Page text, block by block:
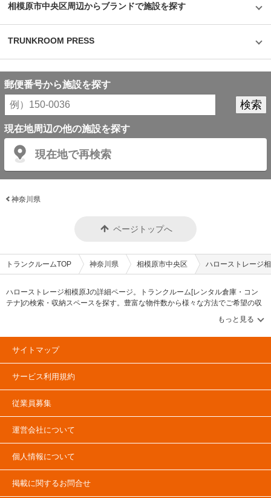
相模原市中央区周辺からブランドで施設を探す
TRUNKROOM PRESS
郵便番号から施設を探す
現在地周辺の他の施設を探す
現在地で再検索
神奈川県
ページトップへ
トランクルームTOP 神奈川県 相模原市中央区 ハローストレージ
ハローストレージ相模原Jの詳細ページ。トランクルーム[レンタル倉庫・コン
テナ]の検索・収納スペースを探す。豊富な物件数から様々な方法でご希望の収
納スペースを簡単に探せるトランクルーム情報サイトです。ハローストレージ
相模原Jの住所・最寄りの駅、物件タイプのご紹介や料金表、お得なキャンペー
ン情報もあります。気になる物件タイプを見つけたら、メールか電話でお問合
せが可能です（無料）。
サイトマップ
サービス利用規約
従業員募集
運営会社について
個人情報について
掲載に関するお問合せ